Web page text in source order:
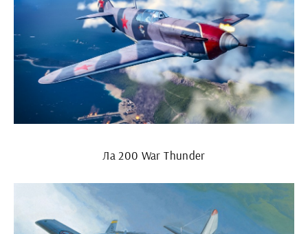
Ла 200 War Thunder